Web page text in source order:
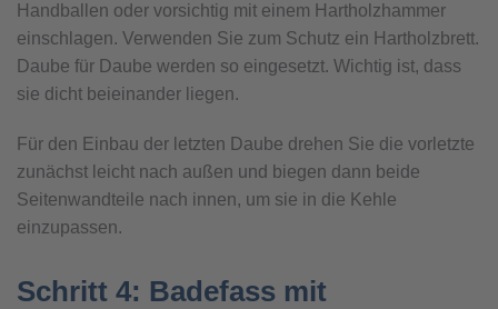
Handballen oder vorsichtig mit einem Hartholzhammer
einschlagen. Verwenden Sie zum Schutz ein Hartholzbrett.
Daube für Daube werden so eingesetzt. Wichtig ist, dass
sie dicht beieinander liegen.
Für den Einbau der letzten Daube drehen Sie die vorletzte
zunächst leicht nach außen und biegen dann beide
Seitenwandteile nach innen, um sie in die Kehle
einzupassen.
Schritt 4: Badefass mit